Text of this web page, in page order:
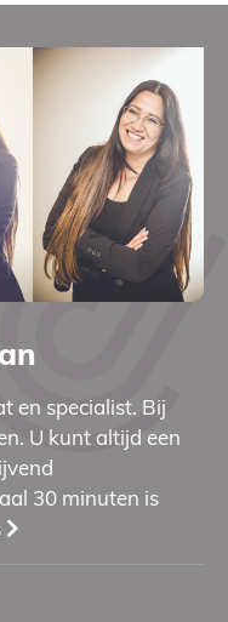
en specialist. Bij
U kunt altijd een
30 minuten is